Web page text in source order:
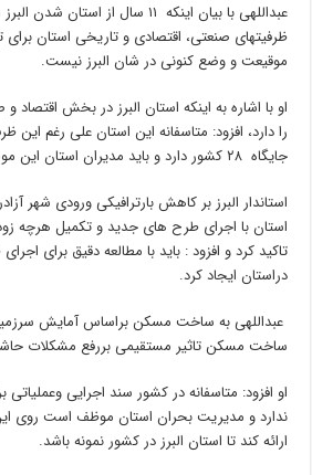
عبداللهی با بیان اینکه ۱۱ سال از
ظرفیتهای صنعتی، اقتصادی و تاریخی استان برای
موقیعت و وضع کنونی در شان البرز نیست.
او با اشاره به اینکه استان البرز در بخش
را دارد، افزود: متاسفانه این استان علی رغم
جایگاه ۲۸ کشور دارد و باید مدیران استان این موضوع را پیگیری کنند.
استاندار البرز بر کاهش بارترافیکی ورودی شهر
استان با اجرای طرح های جدید و تکمیل هرچه
تاکید کرد و افزود : باید با مطالعه دقیق برای
دراستان ایجاد کرد.
عبداللهی به ساخت مسکن براساس آمایش
ساخت مسکن تاثیر مستقیمی بررفع مشکلات
او افزود: متاسفانه در کشور سند اجرایی
ندارد و مدیریت بحران استان موظف است روی
ارائه کند تا استان البرز در کشور نمونه باشد.